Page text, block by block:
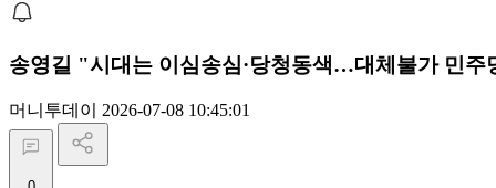
송영길 "시대는 이심송심·당청동색…대체불가 민주
머니투데이 2026-07-08 10:45:01